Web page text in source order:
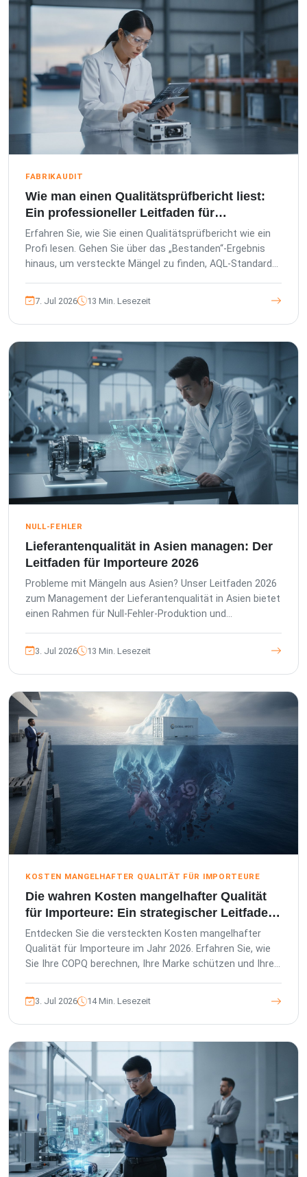
FABRIKAUDIT
Wie man einen Qualitätsprüfbericht liest:
Ein professioneller Leitfaden für
Importeure
Erfahren Sie, wie Sie einen Qualitätsprüfbericht wie ein
Profi lesen. Gehen Sie über das „Bestanden“-Ergebnis
hinaus, um versteckte Mängel zu finden, AQL-Standards
7. Jul 2026 13 Min. Lesezeit
NULL-FEHLER
Lieferantenqualität in Asien managen: Der
Leitfaden für Importeure 2026
Probleme mit Mängeln aus Asien? Unser Leitfaden 2026
zum Management der Lieferantenqualität in Asien bietet
einen Rahmen für Null-Fehler-Produktion und
3. Jul 2026 13 Min. Lesezeit
KOSTEN MANGELHAFTER QUALITÄT FÜR IMPORTEURE
Die wahren Kosten mangelhafter Qualität
für Importeure: Ein strategischer Leitfaden
für 2026
Entdecken Sie die versteckten Kosten mangelhafter
Qualität für Importeure im Jahr 2026. Erfahren Sie, wie
Sie Ihre COPQ berechnen, Ihre Marke schützen und Ihre
3. Jul 2026 14 Min. Lesezeit